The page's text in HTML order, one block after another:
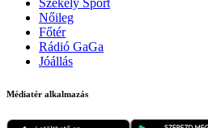
Székely Sport
Nőileg
Főtér
Rádió GaGa
Jóállás
Médiatér alkalmazás